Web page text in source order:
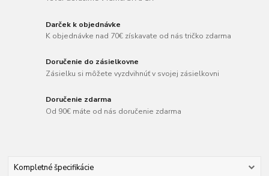
Darček k objednávke
K objednávke nad 70€ získavate od nás tričko zdarma
Doručenie do zásielkovne
Zásielku si môžete vyzdvihnúť v svojej zásielkovni
Doručenie zdarma
Od 90€ máte od nás doručenie zdarma
Kompletné špecifikácie